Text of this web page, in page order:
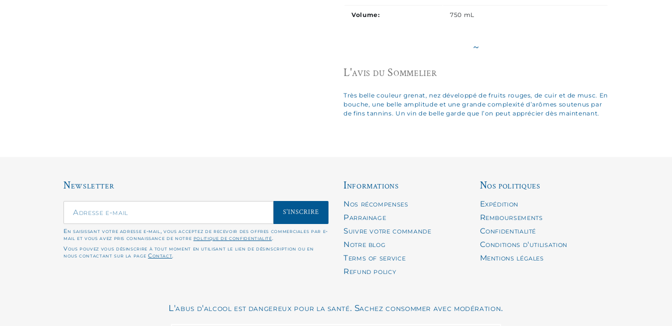
Volume: 750 mL
~
L'avis du Sommelier
Très belle couleur grenat, nez développé de fruits rouges, de cuir et de musc. En
bouche, une belle amplitude et une grande complexité d’arômes soutenus par
de fins tannins. Un vin de belle garde que l’on peut apprécier dès maintenant.
Newsletter
S'INSCRIRE
En saisissant votre adresse e-mail, vous acceptez de recevoir des offres commerciales par e-
mail et vous avez pris connaissance de notre politique de confidentialité
Vous pouvez vous désinscrire à tout moment en utilisant le lien de désinscription ou en
nous contactant sur la page Contact
Informations
Nos récompenses
Parrainage
Suivre votre commande
Notre blog
Terms of service
Refund policy
Nos politiques
Expédition
Remboursements
Confidentialité
Conditions d'utilisation
Mentions légales
L'abus d'alcool est dangereux pour la santé. Sachez consommer avec modération.